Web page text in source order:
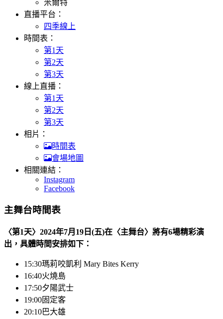
米爾特
直播平台：
四季線上
時間表：
第1天
第2天
第3天
線上直播：
第1天
第2天
第3天
相片：
時間表
會場地圖
相關連結：
Instagram
Facebook
主舞台時間表
〈第1天〉2024年7月19日(五)在〈主舞台〉將有6場精彩演
出，具體時間安排如下：
15:30瑪莉咬凱利 Mary Bites Kerry
16:40火燒島
17:50夕陽武士
19:00固定客
20:10巴大雄